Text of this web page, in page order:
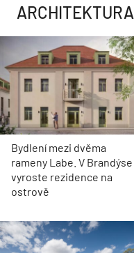
ARCHITEKTURA
Bydlení mezi dvěma
rameny Labe. V Brandýse
vyroste rezidence na
ostrově